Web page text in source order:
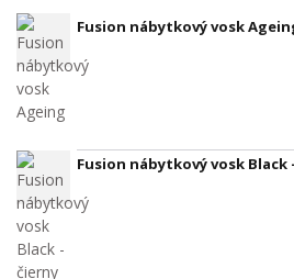
Fusion nábytkový vosk
Fusion nábytkový vosk Black